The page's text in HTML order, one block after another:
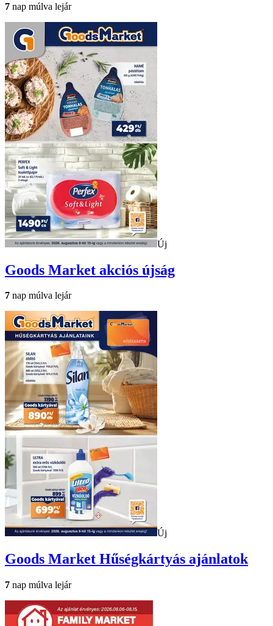
7 nap múlva lejár
Új
Goods Market akciós újság
7 nap múlva lejár
Új
Goods Market Hűségkártyás ajánlatok
7 nap múlva lejár